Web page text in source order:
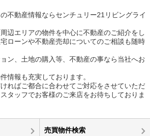
不動産情報ならセンチュリー21リビングライ
辺エリアの物件を中心に不動産のご紹介をし
ローンや不動産売却についてのご相談も随時
ン、土地の購入等、不動産の事なら当社へお
情報も充実しております。
ればご都合に合わせてご対応をさせていただ
タッフでお客様のご来店をお待ちしておりま
売買物件検索